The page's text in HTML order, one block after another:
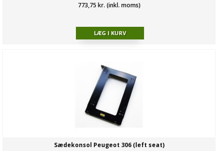
773,75 kr. (inkl. moms)
Sædekonsol Peugeot 306 (left seat)